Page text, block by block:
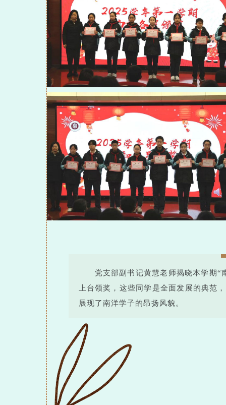
党支部副书记黄慧老师揭晓本学期“
上台领奖，这些同学是全面发展的典范
展现了南洋学子的昂扬风貌。